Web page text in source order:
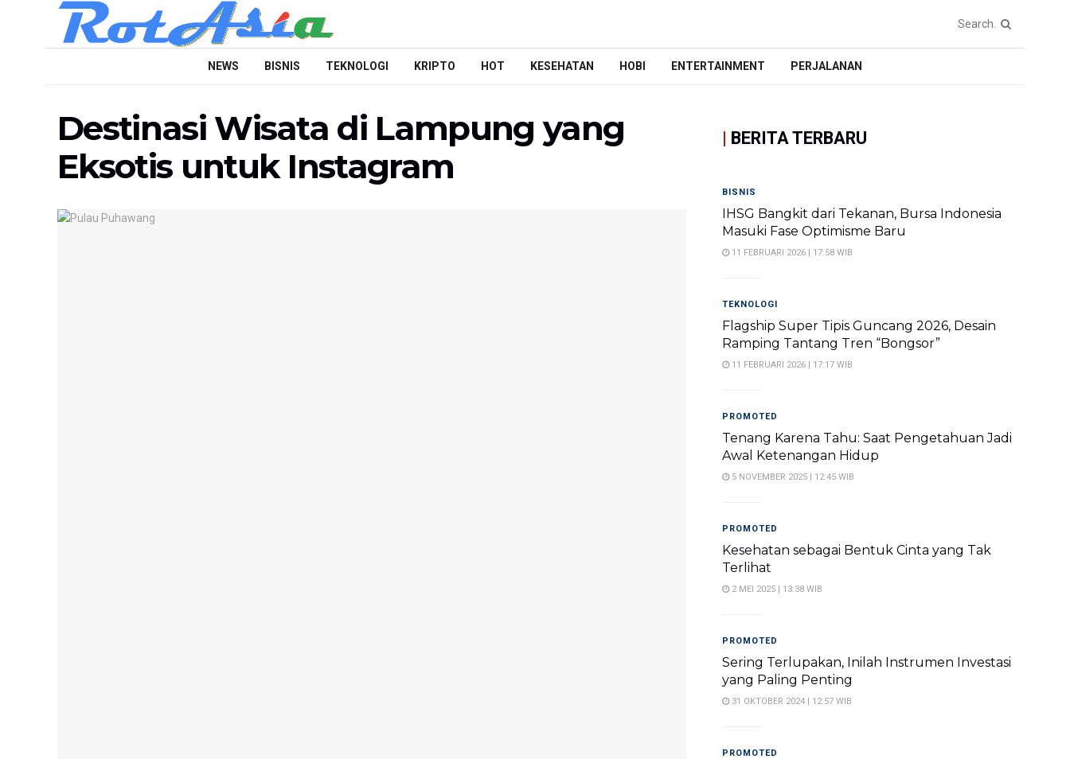
NEWS BISNIS TEKNOLOGI KRIPTO HOT KESEHATAN HOBI ENTERTAINMENT PERJALANAN
Destinasi Wisata di Lampung yang
Eksotis untuk Instagram
| BERITA TERBARU
BISNIS
IHSG Bangkit dari Tekanan, Bursa Indonesia
Masuki Fase Optimisme Baru
11 FEBRUARI 2026 | 17:58 WIB
TEKNOLOGI
Flagship Super Tipis Guncang 2026, Desain
Ramping Tantang Tren “Bongsor”
11 FEBRUARI 2026 | 17:17 WIB
PROMOTED
Tenang Karena Tahu: Saat Pengetahuan Jadi
Awal Ketenangan Hidup
5 NOVEMBER 2025 | 12:45 WIB
PROMOTED
Kesehatan sebagai Bentuk Cinta yang Tak
Terlihat
2 MEI 2025 | 13:38 WIB
PROMOTED
Sering Terlupakan, Inilah Instrumen Investasi
yang Paling Penting
31 OKTOBER 2024 | 12:57 WIB
PROMOTED